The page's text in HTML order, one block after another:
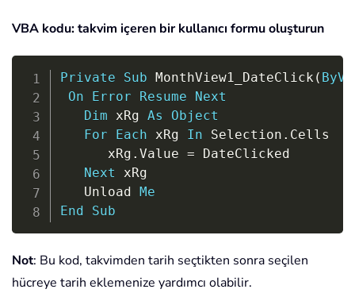
VBA kodu: takvim içeren bir kullanıcı formu oluşturun
Private Sub MonthView1_DateClick (
On
Error Resume
Next
Dim xRg As
Object
For
Each xRg In Selection . Cells
      xRg
. Value = DateClicked
Next xRg
   Unload
Me
End
Sub
Copy
Not: Bu kod, takvimden tarih seçtikten sonra seçilen
hücreye tarih eklemenize yardımcı olabilir.